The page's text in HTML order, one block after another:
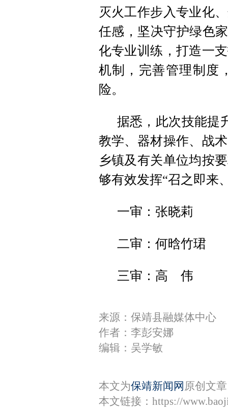
灭火工作步入专业化
任感，坚决守护绿色
化专业训练，打造一
机制，完善管理制度
险。
据悉，此次技能提
教学、器材操作、战
乡镇及有关单位均按
够有效发挥“召之即来
一审：张晓莉
二审：何晗竹珺
三审：高 伟
来源：保靖县融媒体中心
作者：李彭安娜
编辑：吴学敏
本文为保靖新闻网 原创文
本文链接： https://